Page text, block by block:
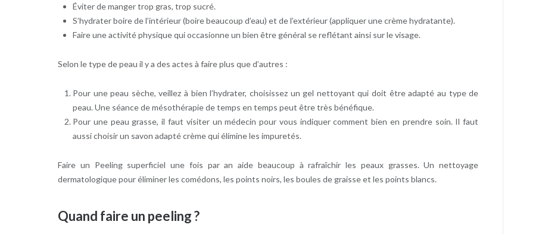
Éviter de manger trop gras, trop sucré.
S’hydrater boire de l’intérieur (boire beaucoup d’eau) et de l’extérieur (appliquer une crème hydratante).
Faire une activité physique qui occasionne un bien être général se reflétant ainsi sur le visage.
Selon le type de peau il y a des actes à faire plus que d’autres :
Pour une peau sèche, veillez à bien l’hydrater, choisissez un gel nettoyant qui doit être adapté au type de
peau. Une séance de mésothérapie de temps en temps peut être très bénéfique.
Pour une peau grasse, il faut visiter un médecin pour vous indiquer comment bien en prendre soin. Il faut
aussi choisir un savon adapté crème qui élimine les impuretés.
Faire un Peeling superficiel une fois par an aide beaucoup à rafraîchir les peaux grasses. Un nettoyage
dermatologique pour éliminer les comédons, les points noirs, les boules de graisse et les points blancs.
Quand faire un peeling ?